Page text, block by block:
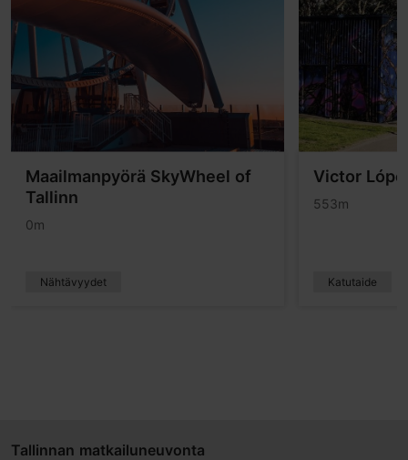
Maailmanpyörä SkyWheel of
Tallinn
0m
Nähtävyydet
Victor
553m
Katutaide
Tallinnan matkailuneuvonta